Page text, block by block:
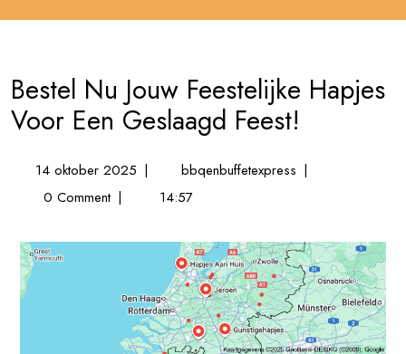
Bestel Nu Jouw Feestelijke Hapjes
Voor Een Geslaagd Feest!
14 oktober 202514
oktober
| bbqenbuffetexpressBestel
Hapjes
Voor
Een
Geslaagd
Feest!
|
0 Comment | 14:57